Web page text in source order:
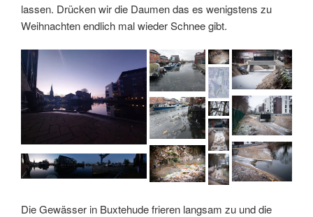
lassen. Drücken wir die Daumen das es wenigstens zu
Weihnachten endlich mal wieder Schnee gibt.
Die Gewässer in Buxtehude frieren langsam zu und die